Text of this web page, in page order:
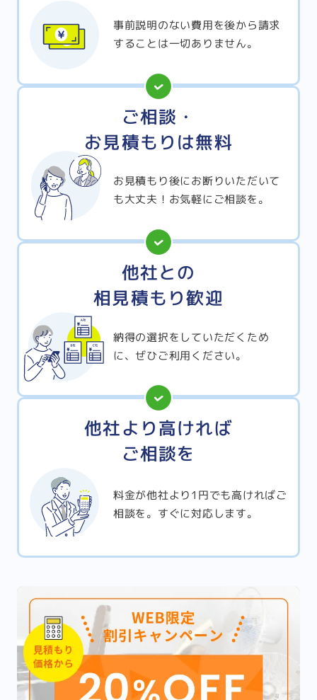
事前説明のない費用を後から請求
することは一切ありません。
ご相談・
お見積もりは無料
お見積もり後にお断りいただいて
も大丈夫！お気軽にご相談を。
他社との
相見積もり歓迎
納得の選択をしていただくため
に、ぜひご利用ください。
他社より高ければ
ご相談を
料金が他社より1円でも高ければご
相談を。すぐに対応します。